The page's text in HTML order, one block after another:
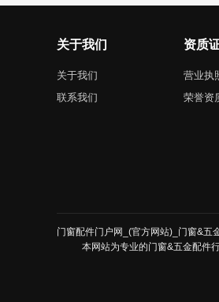
关于我们
关于我们
联系我们
资质
营业执
荣誉资
门窗配件门户网_(官方网站)_门窗&五
本网站为专业的门窗&五金配件